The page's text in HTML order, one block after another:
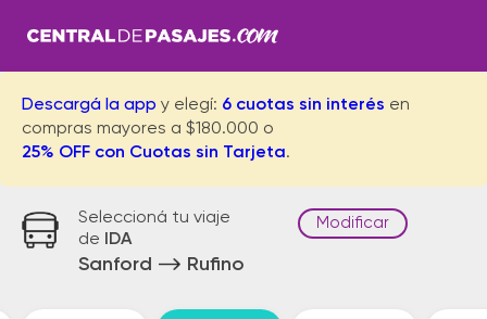
Descargá la app y elegí: 6 cuotas sin interés en
compras mayores a $180.000 o
25% OFF con Cuotas sin Tarjeta.
Seleccioná tu viaje
de
IDA
Sanford Rufino
Modificar